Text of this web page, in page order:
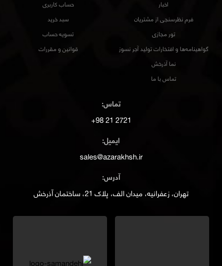
اخبار
فرم نظرسنجی از مشتریان
تور مجازی
گواهینامه‌ها و افتخارات تولید آجر نسوز
نما آذرخش
تماس با ما
حساب کاربری
سبد خرید
تسویه حساب
قوانین و مقررات
تماس:
2721 21 98+
ایمیل:
sales@azarakhsh.ir
آدرس:
تهران، زعفرانیه، میدان الف، پلاک 21، ساختمان آذرخش